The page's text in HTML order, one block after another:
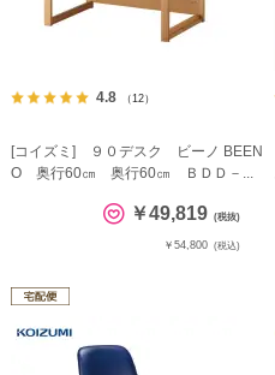
4.8 （12）
[コイズミ] ９０デスク ビーノ BEEN
O 奥行60㎝ 奥行60㎝ ＢＤＤ－...
￥49,819 (税抜)
￥54,800 (税込)